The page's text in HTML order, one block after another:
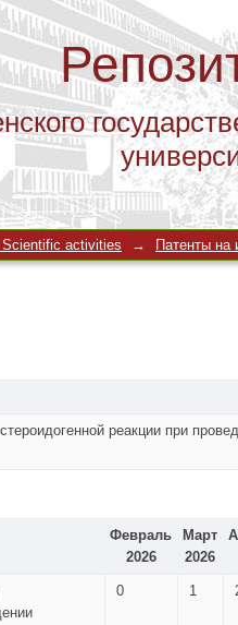
Scientific activities → Патенты на
реакции при
Февраль
2026
Март
2026
0 1